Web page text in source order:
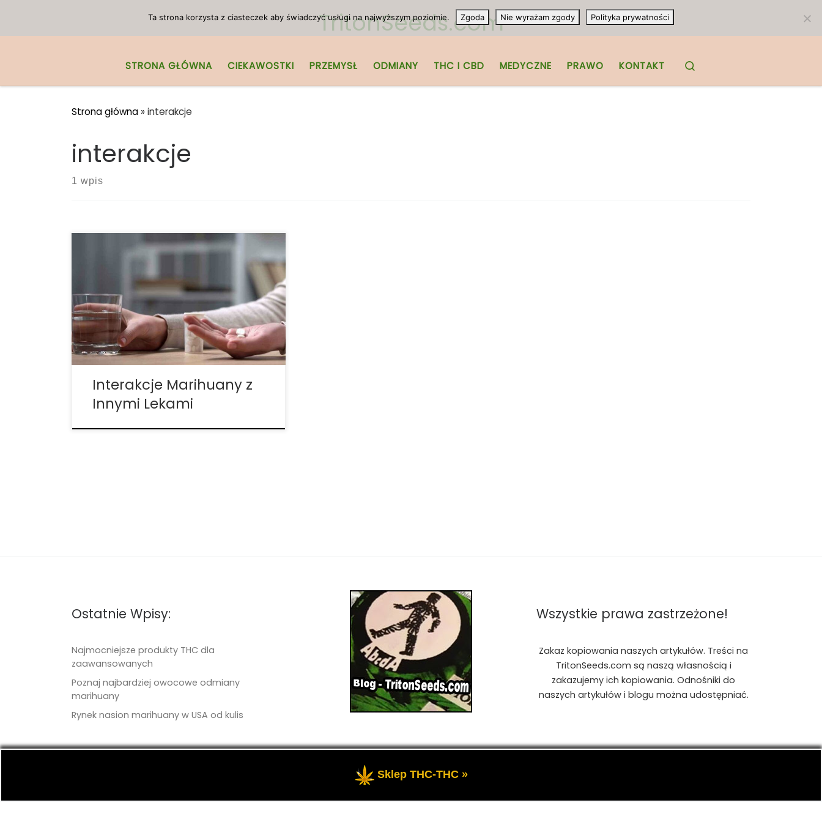
TritonSeeds.com
STRONA GŁÓWNA CIEKAWOSTKI PRZEMYSŁ ODMIANY THC I CBD MEDYCZNE PRAWO KONTAKT
Strona główna » interakcje
interakcje
1 wpis
Czy marihuana wchodzi w interakcje z
innymi lekami? Jeśli zażywasz marihuanę,
musisz pamiętać o pewnych interakcjach
z lekami. Chociaż te potencjalne interakcje
mogą być szkodliwe, warto pamiętać, że
w niektórych przypadkach marihuana
może pomóc zastąpić bardziej
uzależniające lub niebezpieczne leki […]
Interakcje Marihuany z
Innymi Lekami
Ostatnie Wpisy:
Najmocniejsze produkty THC dla
zaawansowanych
Poznaj najbardziej owocowe odmiany
marihuany
Rynek nasion marihuany w USA od kulis
Wszystkie prawa zastrzeżone!
Zakaz kopiowania naszych artykułów. Treści na
TritonSeeds.com są naszą własnością i
zakazujemy ich kopiowania. Odnośniki do
naszych artykułów i blogu można udostępniać.
- Przedstawia portal-blog o Marihuanie, cannabis, konopiach indyjskich, CBD, RSO, THC.
Ta strona korzysta z ciasteczek aby świadczyć usługi na najwyższym poziomie. Zgoda Nie wyrażam zgody Polityka prywatności
Sklep THC-THC »